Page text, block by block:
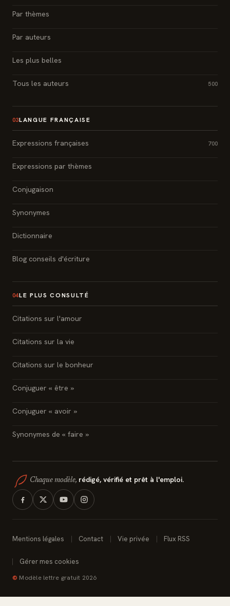
Par thèmes
Par auteurs
Les plus belles
Tous les auteurs 500
03LANGUE FRANÇAISE
Expressions françaises 700
Expressions par thèmes
Conjugaison
Synonymes
Dictionnaire
Blog conseils d'écriture
04LE PLUS CONSULTÉ
Citations sur l'amour
Citations sur la vie
Citations sur le bonheur
Conjuguer « être »
Conjuguer « avoir »
Synonymes de « faire »
Chaque modèle, rédigé, vérifié et prêt à l'emploi.
Mentions légales Contact Vie privée Flux RSS
Gérer mes cookies
© Modèle lettre gratuit 2026